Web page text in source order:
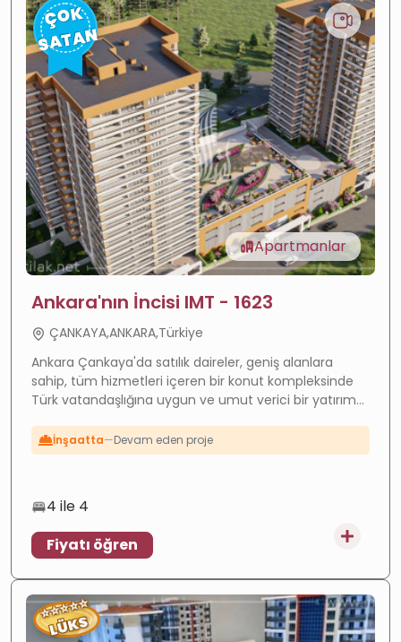
ÇOK
SATAN
Apartmanlar
Ankara'nın İncisi IMT - 1623
ÇANKAYA,ANKARA,Türkiye
Ankara Çankaya'da satılık daireler, geniş alanlara
sahip, tüm hizmetleri içeren bir konut kompleksinde
Türk vatandaşlığına uygun ve umut verici bir yatırım
geçin.
Değer artışı—Hızla gelişen bölge
Yüksek getiri
Güçlü kira getirisi
Vatandaşlık—Vatandaşlığa uygun
Devam eden proje
Yatırım—Yüksek potansiyel
4 ile 4
Fiyatı öğren
⭐⭐⭐⭐⭐
LÜKS